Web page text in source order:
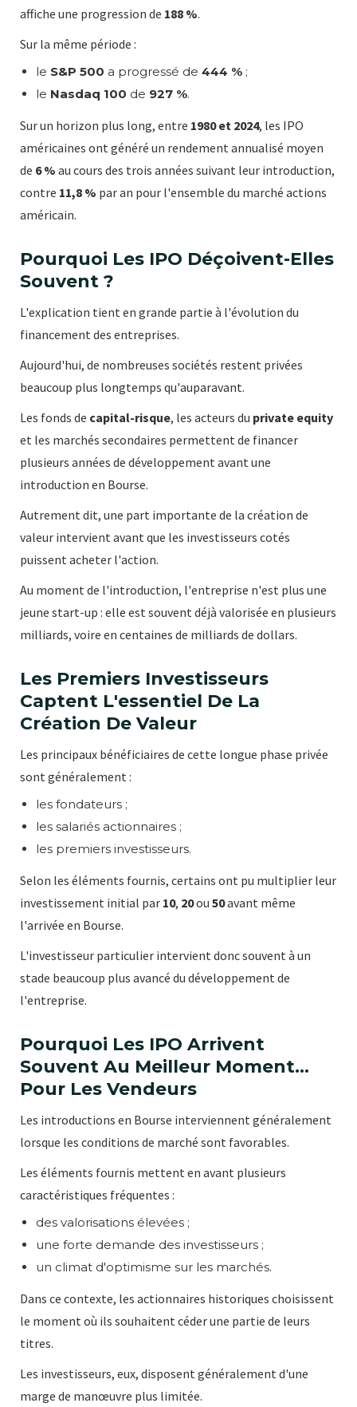
affiche une progression de 188 %.
Sur la même période :
le S&P 500 a progressé de 444 % ;
le Nasdaq 100 de 927 %.
Sur un horizon plus long, entre 1980 et 2024, les IPO
américaines ont généré un rendement annualisé moyen
de 6 % au cours des trois années suivant leur introduction,
contre 11,8 % par an pour l'ensemble du marché actions
américain.
Pourquoi Les IPO Déçoivent-Elles
Souvent ?
L'explication tient en grande partie à l'évolution du
financement des entreprises.
Aujourd'hui, de nombreuses sociétés restent privées
beaucoup plus longtemps qu'auparavant.
Les fonds de capital-risque, les acteurs du private equity
et les marchés secondaires permettent de financer
plusieurs années de développement avant une
introduction en Bourse.
Autrement dit, une part importante de la création de
valeur intervient avant que les investisseurs cotés
puissent acheter l'action.
Au moment de l'introduction, l'entreprise n'est plus une
jeune start-up : elle est souvent déjà valorisée en plusieurs
milliards, voire en centaines de milliards de dollars.
Les Premiers Investisseurs
Captent L'essentiel De La
Création De Valeur
Les principaux bénéficiaires de cette longue phase privée
sont généralement :
les fondateurs ;
les salariés actionnaires ;
les premiers investisseurs.
Selon les éléments fournis, certains ont pu multiplier leur
investissement initial par 10, 20ou 50avant même
l'arrivée en Bourse.
L'investisseur particulier intervient donc souvent à un
stade beaucoup plus avancé du développement de
l'entreprise.
Pourquoi Les IPO Arrivent
Souvent Au Meilleur Moment…
Pour Les Vendeurs
Les introductions en Bourse interviennent généralement
lorsque les conditions de marché sont favorables.
Les éléments fournis mettent en avant plusieurs
caractéristiques fréquentes :
des valorisations élevées ;
une forte demande des investisseurs ;
un climat d'optimisme sur les marchés.
Dans ce contexte, les actionnaires historiques choisissent
le moment où ils souhaitent céder une partie de leurs
titres.
Les investisseurs, eux, disposent généralement d'une
marge de manœuvre plus limitée.